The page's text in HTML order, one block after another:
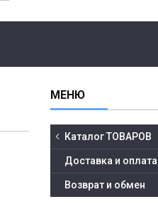
Каталог ТОВАРОВ
Доставка и оплата
Возврат и обмен